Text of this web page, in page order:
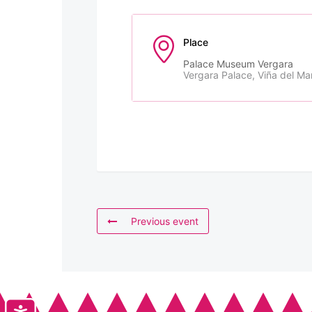
Place
Palace Museum Vergara
Vergara Palace, Viña del
Previous event